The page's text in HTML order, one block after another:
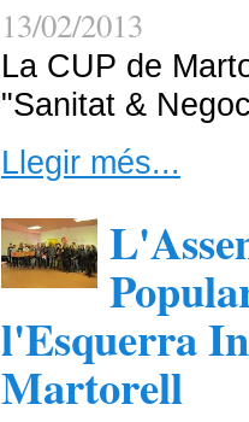
13/02/2013
La CUP de
"Sanitat &
Llegir més...
l'Esquerra
Martorell